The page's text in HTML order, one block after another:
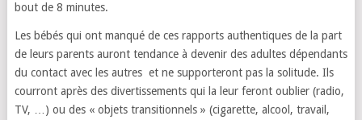
bout de 8 minutes.
Les bébés qui ont manqué de ces rapports authentiques de la part
de leurs parents auront tendance à devenir des adultes dépendants
du contact avec les autres et ne supporteront pas la solitude. Ils
courront après des divertissements qui la leur feront oublier (radio,
TV, …) ou des « objets transitionnels » (cigarette, alcool, travail,